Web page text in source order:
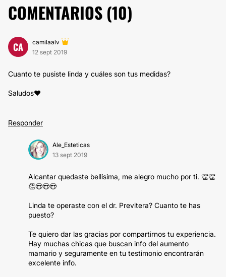
COMENTARIOS (10)
CA
camilaalv
12 sept 2019
Cuanto te pusiste linda y cuáles son tus medidas?
Saludos❤
Responder
Ale_Esteticas
13 sept 2019
Alcantar quedaste bellísima, me alegro mucho por ti. 👏👏
👏😍😍😍
Linda te operaste con el dr. Previtera? Cuanto te has
puesto?
Te quiero dar las gracias por compartirnos tu experiencia.
Hay muchas chicas que buscan info del aumento
mamario y seguramente en tu testimonio encontrarán
excelente info.